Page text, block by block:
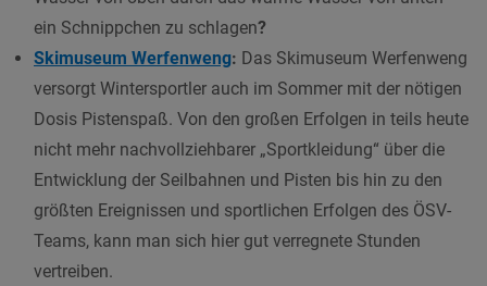
ein Schnippchen zu schlagen?
Skimuseum Werfenweng: Das Skimuseum Werfenweng
versorgt Wintersportler auch im Sommer mit der nötigen
Dosis Pistenspaß. Von den großen Erfolgen in teils heute
nicht mehr nachvollziehbarer „Sportkleidung“ über die
Entwicklung der Seilbahnen und Pisten bis hin zu den
größten Ereignissen und sportlichen Erfolgen des ÖSV-
Teams, kann man sich hier gut verregnete Stunden
vertreiben.